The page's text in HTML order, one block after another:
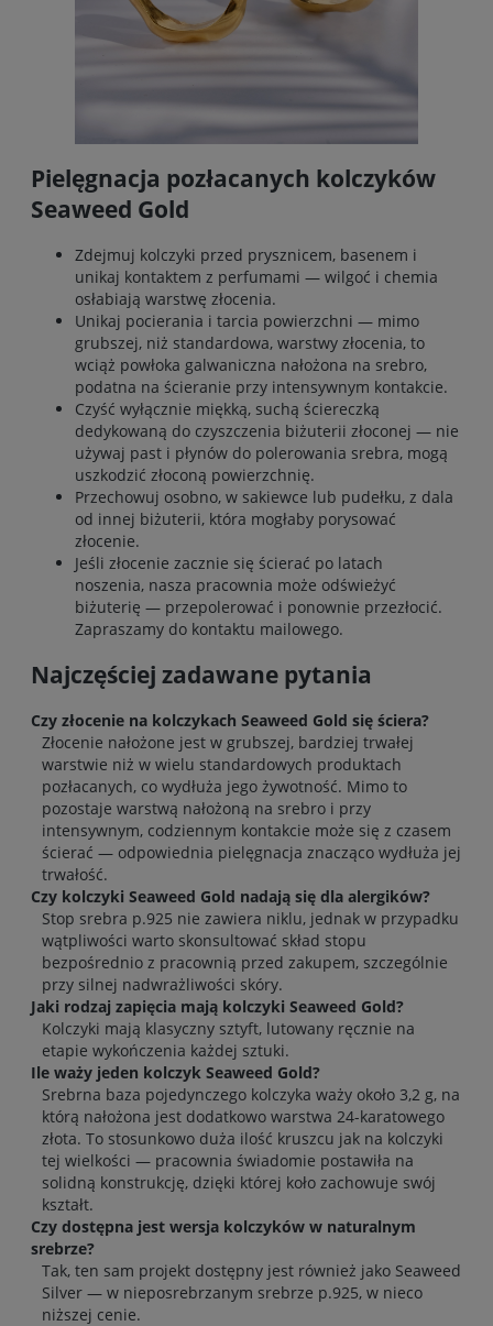
Pielęgnacja pozłacanych kolczyków
Seaweed Gold
Zdejmuj kolczyki przed prysznicem, basenem i
unikaj kontaktem z perfumami — wilgoć i chemia
osłabiają warstwę złocenia.
Unikaj pocierania i tarcia powierzchni — mimo
grubszej, niż standardowa, warstwy złocenia, to
wciąż powłoka galwaniczna nałożona na srebro,
podatna na ścieranie przy intensywnym kontakcie.
Czyść wyłącznie miękką, suchą ściereczką
dedykowaną do czyszczenia biżuterii złoconej — nie
używaj past i płynów do polerowania srebra, mogą
uszkodzić złoconą powierzchnię.
Przechowuj osobno, w sakiewce lub pudełku, z dala
od innej biżuterii, która mogłaby porysować
złocenie.
Jeśli złocenie zacznie się ścierać po latach
noszenia, nasza pracownia może odświeżyć
biżuterię — przepolerować i ponownie przezłocić.
Zapraszamy do kontaktu mailowego.
Najczęściej zadawane pytania
Czy złocenie na kolczykach Seaweed Gold się ściera?
Złocenie nałożone jest w grubszej, bardziej trwałej
warstwie niż w wielu standardowych produktach
pozłacanych, co wydłuża jego żywotność. Mimo to
pozostaje warstwą nałożoną na srebro i przy
intensywnym, codziennym kontakcie może się z czasem
ścierać — odpowiednia pielęgnacja znacząco wydłuża jej
trwałość.
Czy kolczyki Seaweed Gold nadają się dla alergików?
Stop srebra p.925 nie zawiera niklu, jednak w przypadku
wątpliwości warto skonsultować skład stopu
bezpośrednio z pracownią przed zakupem, szczególnie
przy silnej nadwrażliwości skóry.
Jaki rodzaj zapięcia mają kolczyki Seaweed Gold?
Kolczyki mają klasyczny sztyft, lutowany ręcznie na
etapie wykończenia każdej sztuki.
Ile waży jeden kolczyk Seaweed Gold?
Srebrna baza pojedynczego kolczyka waży około 3,2 g, na
którą nałożona jest dodatkowo warstwa 24-karatowego
złota. To stosunkowo duża ilość kruszcu jak na kolczyki
tej wielkości — pracownia świadomie postawiła na
solidną konstrukcję, dzięki której koło zachowuje swój
kształt.
Czy dostępna jest wersja kolczyków w naturalnym
srebrze?
Tak, ten sam projekt dostępny jest również jako Seaweed
Silver — w nieposrebrzanym srebrze p.925, w nieco
niższej cenie.